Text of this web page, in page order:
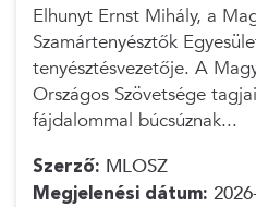
Elhunyt Ernst Mihály, a
Szamártenyésztők
tenyésztésvezetője. A
Országos Szövetsége
fájdalommal búcsúznak...
Szerző: MLOSZ
Megjelenési dátum: